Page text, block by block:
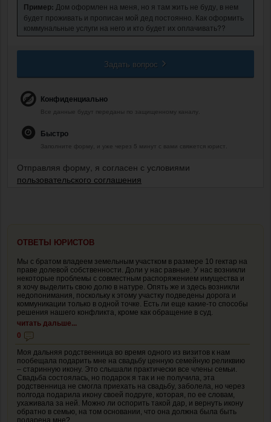
Пример: Дом оформлен на меня, но я там жить не буду, в нем
будет проживать и прописан мой дед постоянно. Как оформить
коммунальные услуги на него и кто будет их оплачивать??
Задать вопрос
Конфиденциально
Все данные будут переданы по защищенному каналу.
Быстро
Заполните форму, и уже через 5 минут с вами свяжется юрист.
Отправляя форму, я согласен с условиями
пользовательского соглашения
ОТВЕТЫ ЮРИСТОВ
Мы с братом владеем земельным участком в размере 10 гектар на
праве долевой собственности. Доли у нас равные. У нас возникли
некоторые проблемы с совместным распоряжением имущества и
я хочу выделить свою долю в натуре. Опять же и здесь возникли
недопонимания, поскольку к этому участку подведены дорога и
коммуникации только в одной точке. Есть ли еще какие-то способы
решения нашего конфликта, кроме как обращение в суд.
читать дальше...
0
Моя дальняя родственница во время одного из визитов к нам
пообещала подарить мне на свадьбу ценную семейную реликвию
– старинную икону. Это слышали практически все члены семьи.
Свадьба состоялась, но подарок я так и не получила, эта
родственница не смогла приехать на свадьбу, заболела, но через
полгода подарила икону своей подруге, которая, по ее словам,
ухаживала за ней. Можно ли оспорить такой дар, и вернуть икону
обратно в семью, на том основании, что она должна была быть
подарена мне?